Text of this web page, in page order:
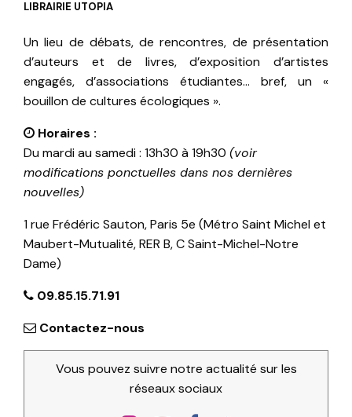
LIBRAIRIE UTOPIA
Un lieu de débats, de rencontres, de présentation
d’auteurs et de livres, d’exposition d’artistes
engagés, d’associations étudiantes… bref, un «
bouillon de cultures écologiques ».
Horaires :
Du mardi au samedi : 13h30 à 19h30 (voir
modifications ponctuelles dans nos dernières
nouvelles)
1 rue Frédéric Sauton, Paris 5e (Métro Saint Michel et
Maubert-Mutualité, RER B, C Saint-Michel-Notre
Dame)
09.85.15.71.91
Contactez-nous
Vous pouvez suivre notre actualité sur les
réseaux sociaux